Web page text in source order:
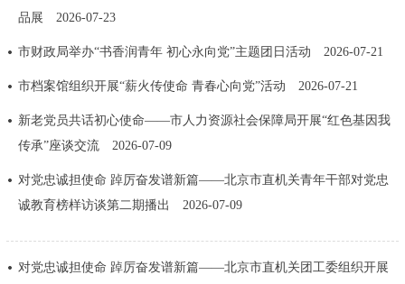
参与调查
走进北京
多语种
品展
2026-07-23
市财政局举办“书香润青年 初心永向党”主题团日活动 2026-07-21
市档案馆组织开展“薪火传使命 青春心向党”活动 2026-07-21
新老党员共话初心使命——市人力资源社会保障局开展“红色基因我
传承”座谈交流
2026-07-09
对党忠诚担使命 踔厉奋发谱新篇——北京市直机关青年干部对党忠
诚教育榜样访谈第二期播出
2026-07-09
对党忠诚担使命 踔厉奋发谱新篇——北京市直机关团工委组织开展